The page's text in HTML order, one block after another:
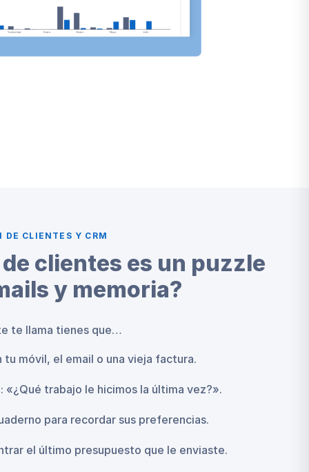
DE CLIENTES Y CRM
clientes es un puzzle
y memoria?
te llama tienes que…
móvil, el email o una vieja factura.
«¿Qué trabajo le hicimos la última vez?».
para recordar sus preferencias.
el último presupuesto que le enviaste.